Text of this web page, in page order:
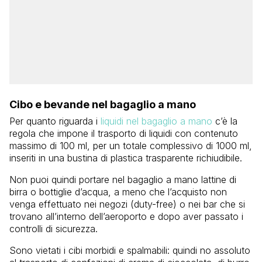
Cibo e bevande nel bagaglio a mano
Per quanto riguarda i liquidi nel bagaglio a mano c’è la
regola che impone il trasporto di liquidi con contenuto
massimo di 100 ml, per un totale complessivo di 1000 ml,
inseriti in una bustina di plastica trasparente richiudibile.
Non puoi quindi portare nel bagaglio a mano lattine di
birra o bottiglie d’acqua, a meno che l’acquisto non
venga effettuato nei negozi (duty-free) o nei bar che si
trovano all’interno dell’aeroporto e dopo aver passato i
controlli di sicurezza.
Sono vietati i cibi morbidi e spalmabili: quindi no assoluto